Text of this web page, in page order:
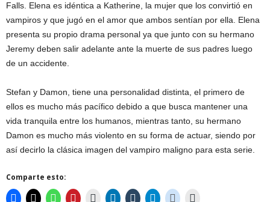
Falls. Elena es idéntica a Katherine, la mujer que los convirtió en
vampiros y que jugó en el amor que ambos sentían por ella. Elena
presenta su propio drama personal ya que junto con su hermano
Jeremy deben salir adelante ante la muerte de sus padres luego
de un accidente.
Stefan y Damon, tiene una personalidad distinta, el primero de
ellos es mucho más pacífico debido a que busca mantener una
vida tranquila entre los humanos, mientras tanto, su hermano
Damon es mucho más violento en su forma de actuar, siendo por
así decirlo la clásica imagen del vampiro maligno para esta serie.
Comparte esto: